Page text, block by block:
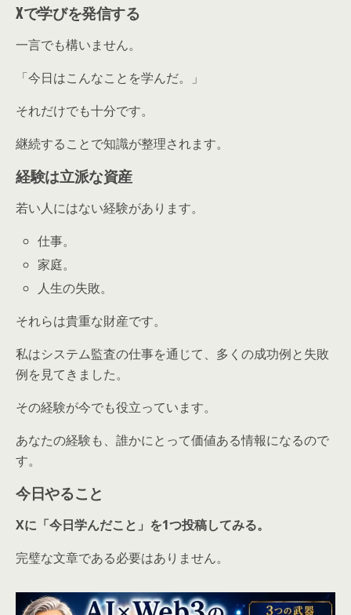
Xで学びを発信する
一言でも構いません。
「今日はこんなことを学んだ。」
それだけでも十分です。
継続することで知識が整理されます。
経験は立派な資産
若い人にはない経験があります。
仕事。
家庭。
人生の失敗。
それらは貴重な財産です。
私はシステム監査の仕事を通じて、多くの成功例と失敗
例を見てきました。
その経験が今でも役立っています。
あなたの経験も、誰かにとって価値ある情報になるので
す。
今日やること
Xに「今日学んだこと」を1つ投稿してみる。
完璧な文章である必要はありません。